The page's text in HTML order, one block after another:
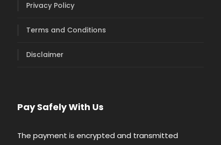
Privacy Policy
Terms and Conditions
Disclaimer
Pay Safely With Us
The payment is encrypted and transmitted